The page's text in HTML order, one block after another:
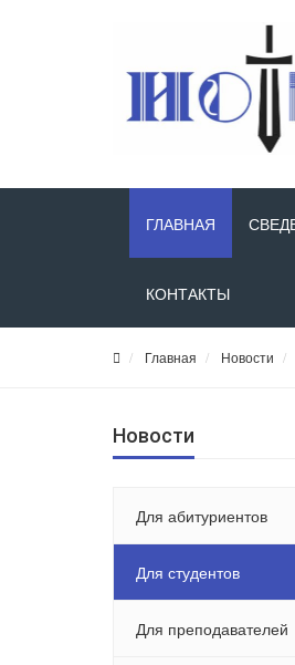
ГЛАВНАЯ
КОНТАКТЫ
Главная Новости
Новости
Для абитуриентов
Для студентов
Для преподавателей